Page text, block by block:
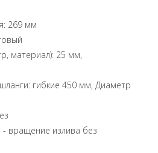
269 мм
материал): 25 мм,
гибкие 450 мм, Диаметр
- вращение излива без